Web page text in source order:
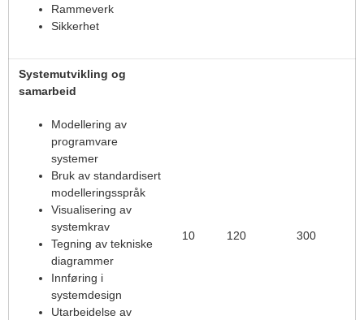
Rammeverk
Sikkerhet
Systemutvikling og
samarbeid
Modellering av
programvare
systemer
Bruk av standardisert
modelleringsspråk
Visualisering av
systemkrav
Tegning av tekniske
diagrammer
Innføring i
systemdesign
Utarbeidelse av
10 120 300